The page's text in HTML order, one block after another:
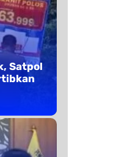
Satpol